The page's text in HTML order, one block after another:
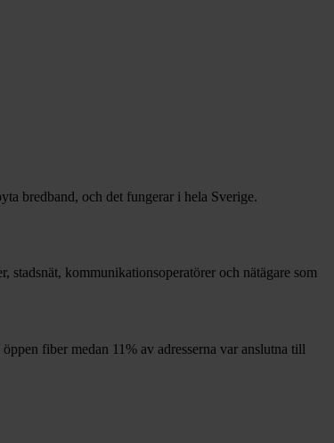
bredband, och det fungerar i hela Sverige.
stadsnät, kommunikationsoperatörer och nätägare som
fiber medan 11% av adresserna var anslutna till